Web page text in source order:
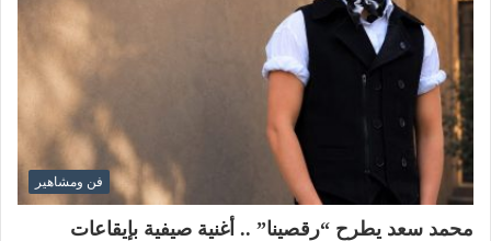
فن ومشاهير
محمد سعد يطرح “رقصينا” .. أغنية صيفية بإيقاعات